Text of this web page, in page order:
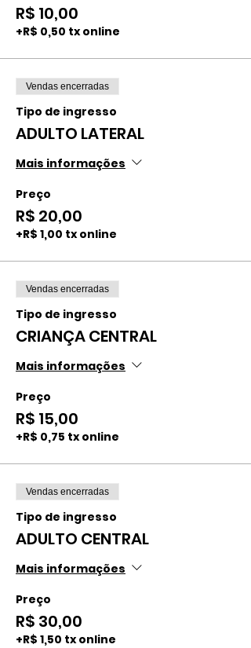
R$ 10,00
+R$ 0,50 tx online
Vendas encerradas
Tipo de ingresso
ADULTO LATERAL
Mais informações
Preço
R$ 20,00
+R$ 1,00 tx online
Vendas encerradas
Tipo de ingresso
CRIANÇA CENTRAL
Mais informações
Preço
R$ 15,00
+R$ 0,75 tx online
Vendas encerradas
Tipo de ingresso
ADULTO CENTRAL
Mais informações
Preço
R$ 30,00
+R$ 1,50 tx online